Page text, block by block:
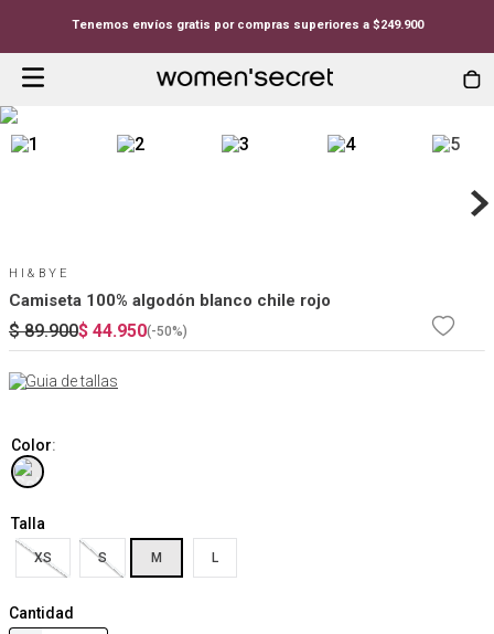
Tenemos envíos gratis por compras superiores a $249.900
HI&BYE
Camiseta 100% algodón blanco chile rojo
$ 89.900$ 44.950(-50%)
Guia de tallas
Color:
Talla
XS S M L
Cantidad